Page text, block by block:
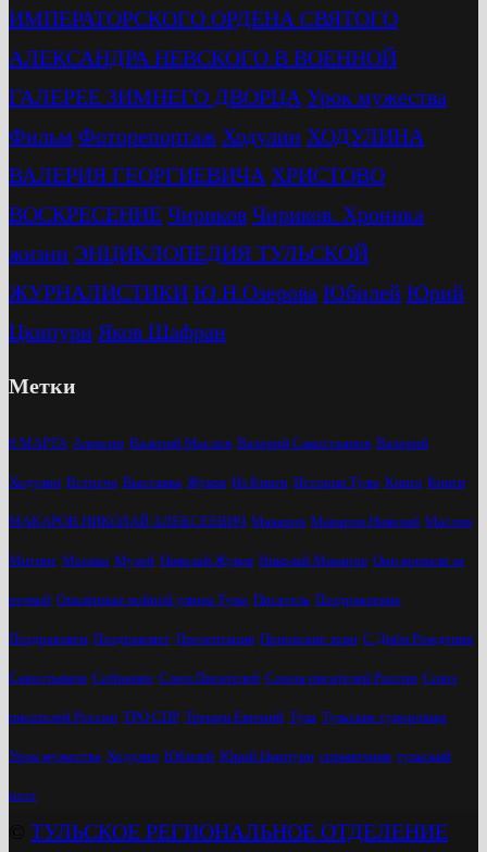
ИМПЕРАТОРСКОГО ОРДЕНА СВЯТОГО
АЛЕКСАНДРА НЕВСКОГО В ВОЕННОЙ
ГАЛЕРЕЕ ЗИМНЕГО ДВОРЦА Урок мужества
Фильм Фоторепортаж Ходулин ХОДУЛИНА
ВАЛЕРИЯ ГЕОРГИЕВИЧА ХРИСТОВО
ВОСКРЕСЕНИЕ Чириков Чириков. Хроника
жизни ЭНЦИКЛОПЕДИЯ ТУЛЬСКОЙ
ЖУРНАЛИСТИКИ Ю.Н.Озерова Юбилей Юрий
Цкипури Яков Шафран
Метки
8 МАРТА Алексин Валерий Маслов Валерий Савостьянов Валерий
Ходулин Встреча Выставка Жуков Из Книги История Тулы Книга Книги
МАКАРОВ НИКОЛАЙ АЛЕКСЕЕВИЧ Макаров Макаров Николай Маслов
Митинг Москва Музей Николай Жуков Николай Макаров Они воевали за
речкой Опалённые войной улицы Тулы Писатель Поздравление
Поздравляем Поздравляет Презентация Приокские зори С Днём Рождения
Савостьянов Собрание Союз Писателей Союза писателей России Союз
писателей России ТРО СПР Трещев Евгений Тула Тульские суворовцы
Урок мужества Ходулин Юбилей Юрий Цкипури справочник тульский
поэт
ТУЛЬСКОЕ РЕГИОНАЛЬНОЕ ОТДЕЛЕНИЕ